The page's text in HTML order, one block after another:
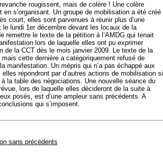
rougissent, mais de colère ! Une colère
s’organisant. Un groupe de mobilisation a été créé
court, elles sont parvenues à réunir plus d’une
lundi 1er décembre devant les locaux de la
remettre le texte de la pétition à l’AMDG qui tenait
lors de laquelle elles ont pu exprimer
de la CCT dès le mois janvier 2009. Le texte de la
cette dernière a catégoriquement refusé de
manifestation. Un mépris qui n’a pas échappé aux
répondront par d’autres actions de mobilisation si
la table des négociations. Une nouvelle séance du
lors de laquelle elles décideront de la suite à
posés, est d’une ampleur sans précédents. A
qui s’imposent.
sans précédents